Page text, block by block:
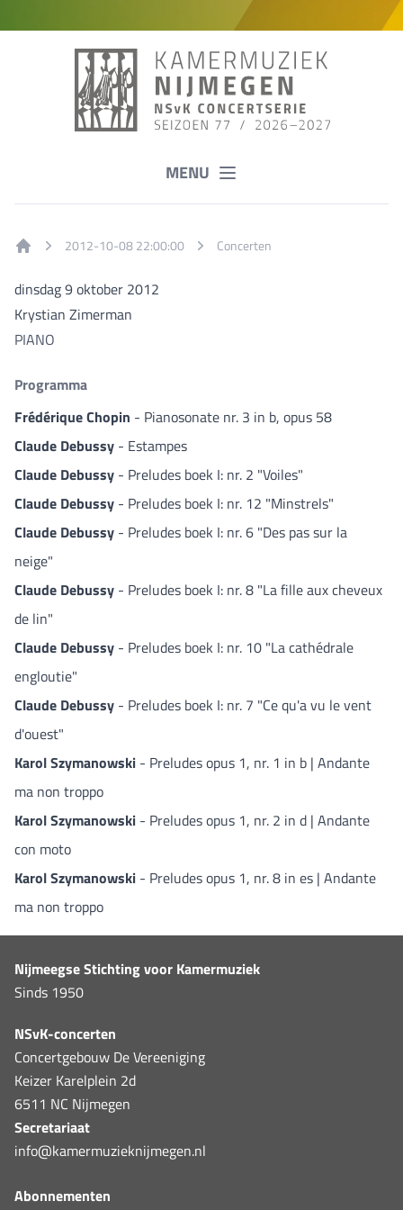
MENU
2012-10-08 22:00:00 Concerten
dinsdag 9 oktober 2012
Krystian Zimerman
PIANO
Programma
Frédérique Chopin - Pianosonate nr. 3 in b, opus 58
Claude Debussy - Estampes
Claude Debussy - Preludes boek I: nr. 2 "Voiles"
Claude Debussy - Preludes boek I: nr. 12 "Minstrels"
Claude Debussy - Preludes boek I: nr. 6 "Des pas sur la
neige"
Claude Debussy - Preludes boek I: nr. 8 "La fille aux cheveux
de lin"
Claude Debussy - Preludes boek I: nr. 10 "La cathédrale
engloutie"
Claude Debussy - Preludes boek I: nr. 7 "Ce qu'a vu le vent
d'ouest"
Karol Szymanowski - Preludes opus 1, nr. 1 in b | Andante
ma non troppo
Karol Szymanowski - Preludes opus 1, nr. 2 in d | Andante
con moto
Karol Szymanowski - Preludes opus 1, nr. 8 in es | Andante
ma non troppo
Nijmeegse Stichting voor Kamermuziek
Sinds 1950
NSvK-concerten
Concertgebouw De Vereeniging
Keizer Karelplein 2d
6511 NC Nijmegen
Secretariaat
info@kamermuzieknijmegen.nl
Abonnementen